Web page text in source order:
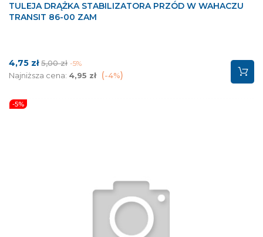
TULEJA DRĄŻKA STABILIZATORA PRZÓD W WAHACZU
TRANSIT 86-00 ZAM
Cena
4,75 zł Cena
podstawowa
5,00 zł -5%
Najniższa cena: 4,95 zł -4%
-5%